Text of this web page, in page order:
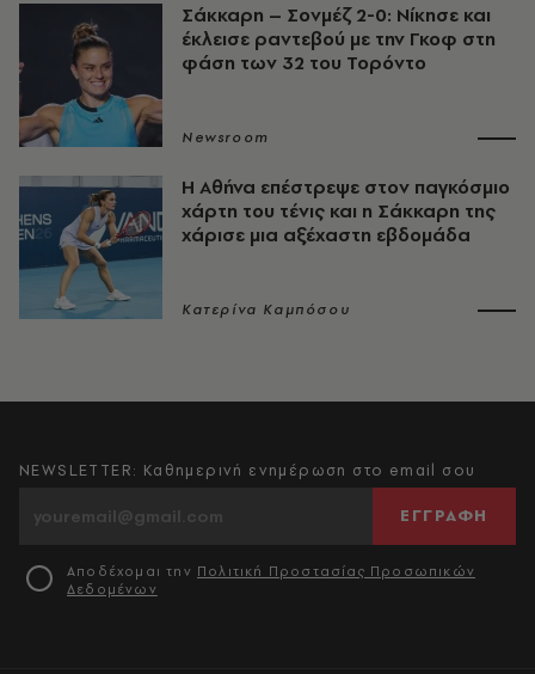
Σάκκαρη – Σονμέζ 2-0: Νίκησε και
έκλεισε ραντεβού με την Γκοφ στη
φάση των 32 του Τορόντο
Newsroom
Η Αθήνα επέστρεψε στον παγκόσμιο
χάρτη του τένις και η Σάκκαρη της
χάρισε μια αξέχαστη εβδομάδα
Κατερίνα Καμπόσου
NEWSLETTER: Καθημερινή ενημέρωση στο email σου
ΕΓΓΡΑΦΗ
Αποδέχομαι την Πολιτική Προστασίας Προσωπικών
Δεδομένων